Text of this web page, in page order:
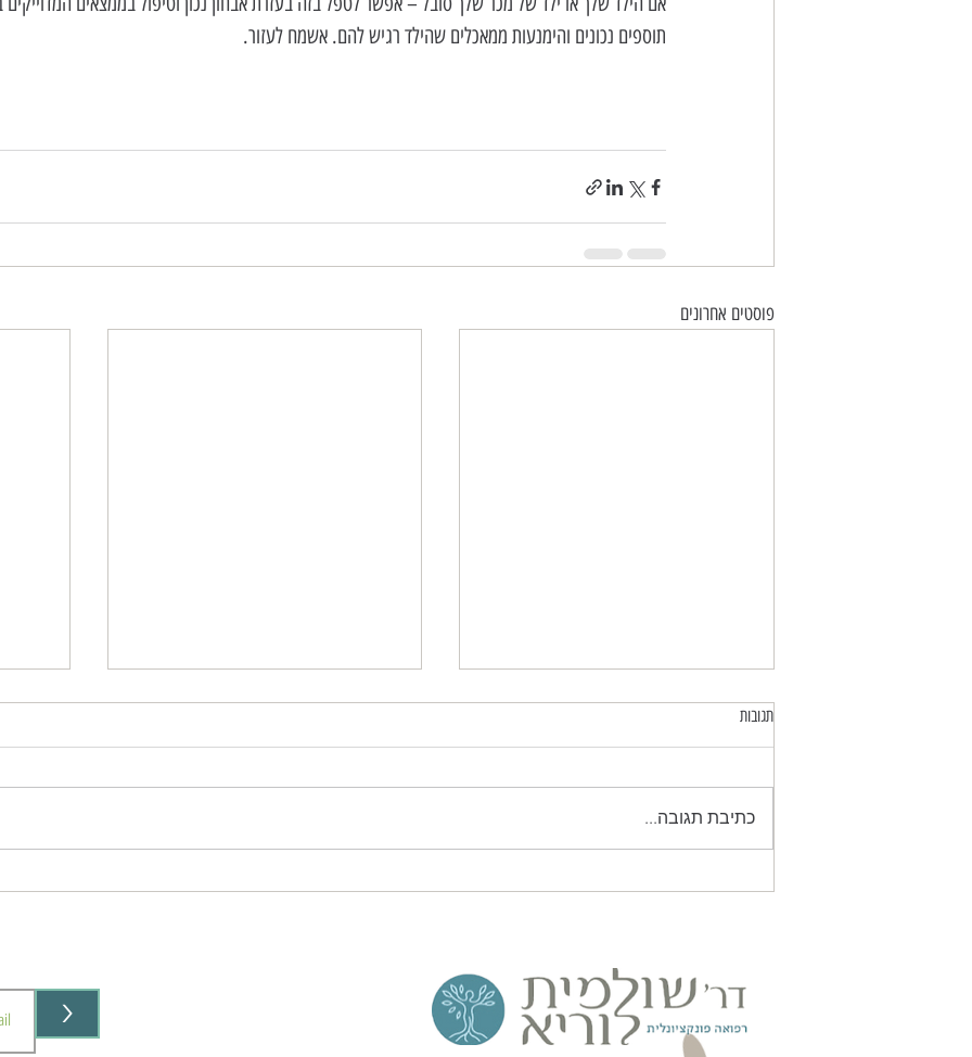
תוספים נכונים והימנעות ממאכלים שהילד רגיש להם. אשמח לעזור.
פוסטים אחרונים
תגובות
כתיבת תגובה...
>